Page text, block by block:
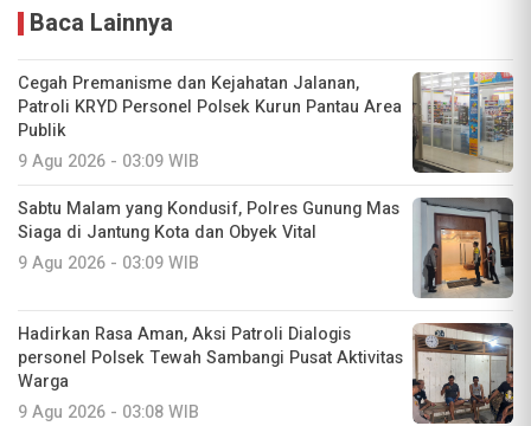
Baca Lainnya
Cegah Premanisme dan Kejahatan Jalanan,
Patroli KRYD Personel Polsek Kurun Pantau Area
Publik
9 Agu 2026 - 03:09 WIB
Sabtu Malam yang Kondusif, Polres Gunung Mas
Siaga di Jantung Kota dan Obyek Vital
9 Agu 2026 - 03:09 WIB
Hadirkan Rasa Aman, Aksi Patroli Dialogis
personel Polsek Tewah Sambangi Pusat Aktivitas
Warga
9 Agu 2026 - 03:08 WIB